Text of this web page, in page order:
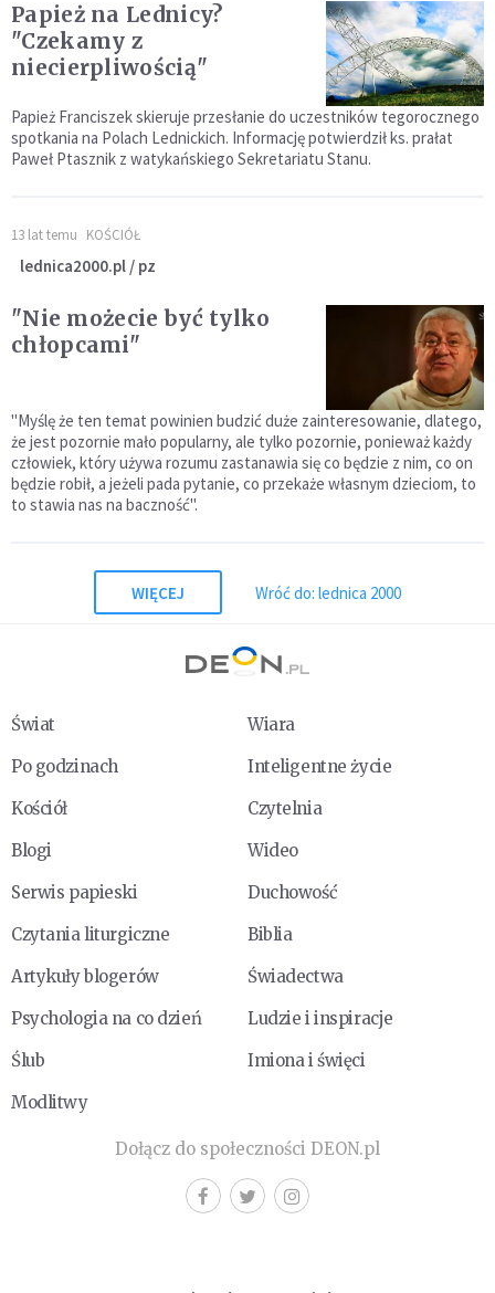
Papież na Lednicy?
"Czekamy z
niecierpliwością"
Papież Franciszek skieruje przesłanie do uczestników tegorocznego
spotkania na Polach Lednickich. Informację potwierdził ks. prałat
Paweł Ptasznik z watykańskiego Sekretariatu Stanu.
13 lat temu KOŚCIÓŁ
lednica2000.pl / pz
"Nie możecie być tylko
chłopcami"
"Myślę że ten temat powinien budzić duże zainteresowanie, dlatego,
że jest pozornie mało popularny, ale tylko pozornie, ponieważ każdy
człowiek, który używa rozumu zastanawia się co będzie z nim, co on
będzie robił, a jeżeli pada pytanie, co przekaże własnym dzieciom, to
to stawia nas na baczność".
WIĘCEJ Wróć do: lednica 2000
Świat
Wiara
Po godzinach
Inteligentne życie
Kościół
Czytelnia
Blogi
Wideo
Serwis papieski
Duchowość
Czytania liturgiczne
Biblia
Artykuły blogerów
Świadectwa
Psychologia na co dzień
Ludzie i inspiracje
Ślub
Imiona i święci
Modlitwy
Dołącz do społeczności DEON.pl